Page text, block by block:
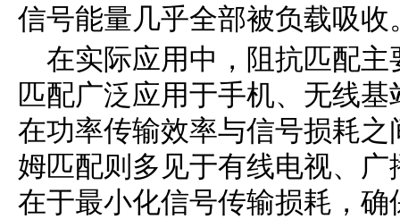
信号能量几乎全部被负载吸收
在实际应用中，阻抗匹配
匹配广泛应用于手机、无线
在功率传输效率与信号损耗
姆匹配则多见于有线电视、
在于最小化信号传输损耗，